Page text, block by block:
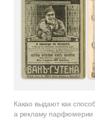
Какао выдают как
а рекламу парфюмерии